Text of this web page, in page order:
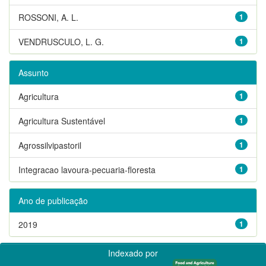
1
ROSSONI, A. L.
1
VENDRUSCULO, L. G.
Assunto
1
Agricultura
1
Agricultura Sustentável
1
Agrossilvipastoril
1
Integracao lavoura-pecuaria-floresta
Ano de publicação
1
2019
Indexado por